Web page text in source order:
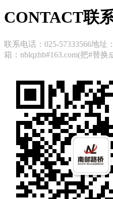
CONTACT联
联系电话：025-57333566地址
箱：nblqzhb#163.com(把#替换